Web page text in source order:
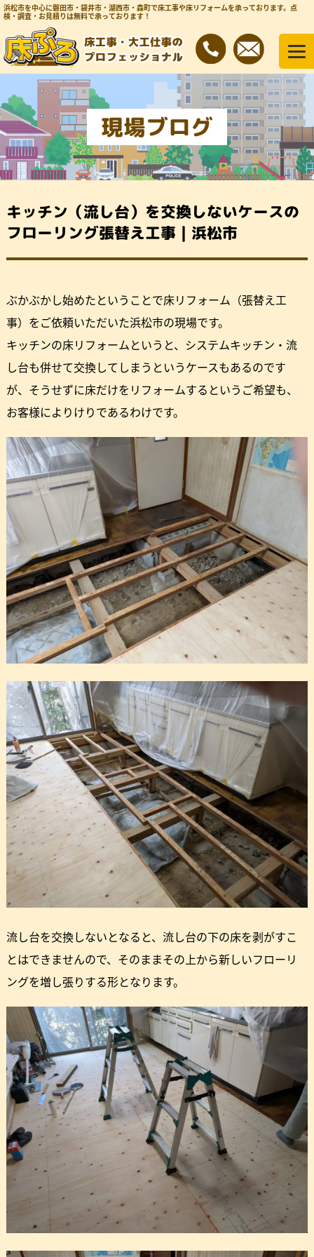
浜松市を中心に磐田市・袋井市・湖西市・森町で床工事や床リフォームを承っております。 点
検・調査・お見積りは無料で承っております！
現場ブログ
キッチン（流し台）を交換しないケースの
フローリング張替え工事｜浜松市
ぶかぶかし始めたということで床リフォーム（張替え工
事）をご依頼いただいた浜松市の現場です。
キッチンの床リフォームというと、システムキッチン・流
し台も併せて交換してしまうというケースもあるのです
が、そうせずに床だけをリフォームするというご希望も、
お客様によりけりであるわけです。
流し台を交換しないとなると、流し台の下の床を剥がすこ
とはできませんので、そのままその上から新しいフローリ
ングを増し張りする形となります。